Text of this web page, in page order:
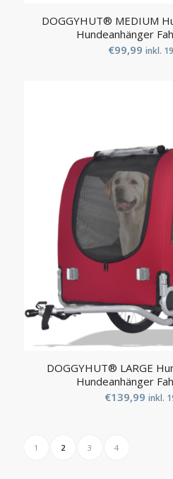
DOGGYHUT® MEDIUM
Hundeanhänger
€99,99 inkl.
DOGGYHUT® LARGE
Hundeanhänger
€139,99 inkl.
1 2 3 4